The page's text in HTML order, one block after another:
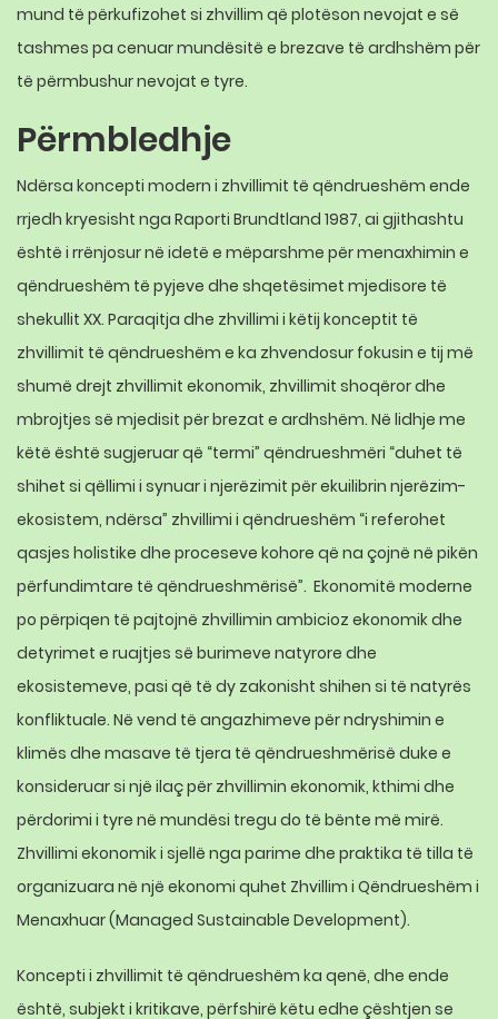
mund të përkufizohet si zhvillim që plotëson nevojat e së
tashmes pa cenuar mundësitë e brezave të ardhshëm për
të përmbushur nevojat e tyre.
Përmbledhje
Ndërsa koncepti modern i zhvillimit të qëndrueshëm ende
rrjedh kryesisht nga Raporti Brundtland 1987, ai gjithashtu
është i rrënjosur në idetë e mëparshme për menaxhimin e
qëndrueshëm të pyjeve dhe shqetësimet mjedisore të
shekullit XX. Paraqitja dhe zhvillimi i këtij konceptit të
zhvillimit të qëndrueshëm e ka zhvendosur fokusin e tij më
shumë drejt zhvillimit ekonomik, zhvillimit shoqëror dhe
mbrojtjes së mjedisit për brezat e ardhshëm. Në lidhje me
këtë është sugjeruar që “termi” qëndrueshmëri “duhet të
shihet si qëllimi i synuar i njerëzimit për ekuilibrin njerëzim-
ekosistem, ndërsa” zhvillimi i qëndrueshëm “i referohet
qasjes holistike dhe proceseve kohore që na çojnë në pikën
përfundimtare të qëndrueshmërisë”. Ekonomitë moderne
po përpiqen të pajtojnë zhvillimin ambicioz ekonomik dhe
detyrimet e ruajtjes së burimeve natyrore dhe
ekosistemeve, pasi që të dy zakonisht shihen si të natyrës
konfliktuale. Në vend të angazhimeve përndryshimin e
klimës dhe masave të tjera të qëndrueshmërisë duke e
konsideruar si një ilaç për zhvillimin ekonomik, kthimi dhe
përdorimi i tyre në mundësi tregu do të bënte më mirë.
Zhvillimi ekonomik i sjellë nga parime dhe praktika të tilla të
organizuara në një ekonomi quhet Zhvillim i Qëndrueshëm i
Menaxhuar (Managed Sustainable Development).
Koncepti i zhvillimit të qëndrueshëm ka qenë, dhe ende
është, subjekt i kritikave, përfshirë këtu edhe çështjen se